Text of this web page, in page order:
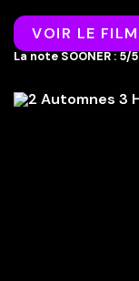
VOIR LE FILM
La note SOONER : 5/5